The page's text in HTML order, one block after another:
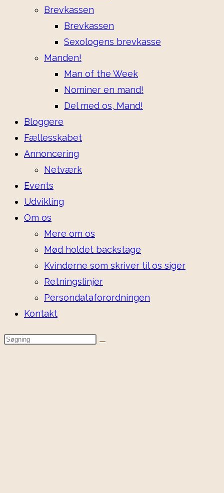
Brevkassen
Brevkassen
Sexologens brevkasse
Manden!
Man of the Week
Nominer en mand!
Del med os, Mand!
Bloggere
Fællesskabet
Annoncering
Netværk
Events
Udvikling
Om os
Mere om os
Mød holdet backstage
Kvinderne som skriver til os siger
Retningslinjer
Persondataforordningen
Kontakt